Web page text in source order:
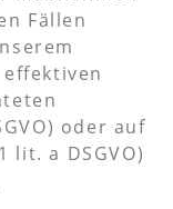
Fällen
oder auf
lit. a DSGVO)